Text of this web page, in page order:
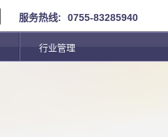
服务热线: 0755-83285940
行业管理